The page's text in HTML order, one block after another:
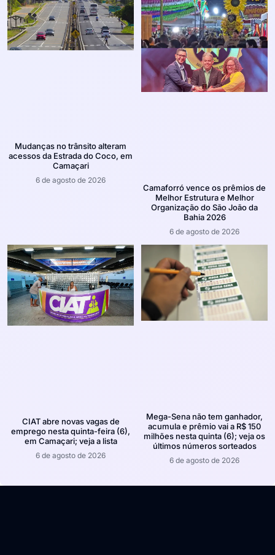
Mudanças no trânsito alteram
acessos da Estrada do Coco, em
Camaçari
6 de agosto de 2026
Camaforró vence os prêmios de
Melhor Estrutura e Melhor
Organização do São João da
Bahia 2026
6 de agosto de 2026
CIAT abre novas vagas de
emprego nesta quinta-feira (6),
em Camaçari; veja a lista
6 de agosto de 2026
Mega-Sena não tem ganhador,
acumula e prêmio vai a R$ 150
milhões nesta quinta (6); veja os
últimos números sorteados
6 de agosto de 2026